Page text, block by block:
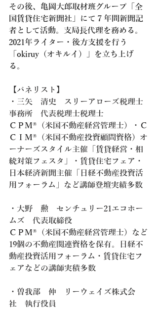
その後、亀岡大郎取材班グループ「全
国賃貸住宅新聞社」にて７年間新聞記
者として活動。支局長代理を務める。
2021年ライター・後方支援を行う
「okiruy（オキルイ）」を立ち上げ
る。
【パネリスト】
・三矢　清史　スリーアローズ税理士
事務所　代表税理士税理士
ＣＰＭ®（米国不動産経営管理士）・Ｃ
ＣＩＭ®（米国不動産投資顧問資格）オ
ーナーズスタイル主催「賃貸経営・相
続対策フェスタ」・賃貸住宅フェア・
日本経済新聞主催「日経不動産投資活
用フォーラム」など講師登壇実績多数
・大野　勲　センチュリー21エコホー
ムズ　代表取締役
ＣＰＭ®（米国不動産経営管理士）など
19個の不動産関連資格を保有。日経不
動産投資活用フォーラム・賃貸住宅フ
ェアなどの講師実積多数
・曽我部　伸　リーウェイズ株式会
社　執行役員